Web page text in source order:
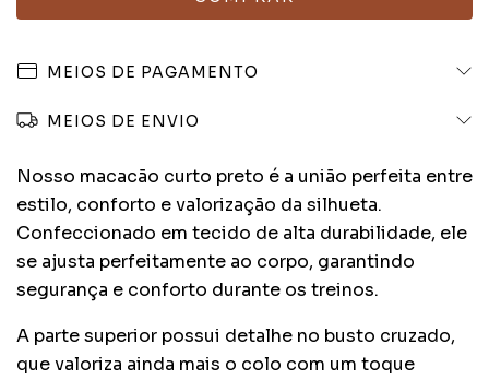
MEIOS DE PAGAMENTO
MEIOS DE ENVIO
Nosso macacão curto preto é a união perfeita entre
estilo, conforto e valorização da silhueta.
Confeccionado em tecido de alta durabilidade, ele
se ajusta perfeitamente ao corpo, garantindo
segurança e conforto durante os treinos.
A parte superior possui detalhe no busto cruzado,
que valoriza ainda mais o colo com um toque